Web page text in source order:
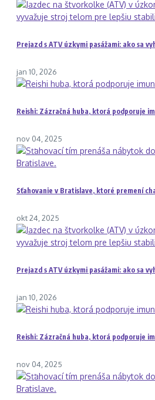
Prejazd s ATV úzkymi pasážami: ako sa
jan 10, 2026
Reishi: Zázračná huba, ktorá podporuje
nov 04, 2025
Sťahovanie v Bratislave, ktoré premení
okt 24, 2025
Prejazd s ATV úzkymi pasážami: ako sa
jan 10, 2026
Reishi: Zázračná huba, ktorá podporuje
nov 04, 2025